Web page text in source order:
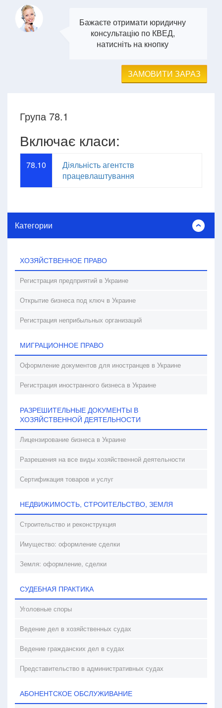
Бажаєте отримати юридичну
консультацію по КВЕД,
натисніть на кнопку
ЗАМОВИТИ ЗАРАЗ
Група 78.1
Включає класи:
78.10
Діяльність агентств
працевлаштування
Категории
ХОЗЯЙСТВЕННОЕ ПРАВО
Регистрация предприятий в Украине
Открытие бизнеса под ключ в Украине
Регистрация неприбыльных организаций
МИГРАЦИОННОЕ ПРАВО
Оформление документов для иностранцев в Украине
Регистрация иностранного бизнеса в Украине
РАЗРЕШИТЕЛЬНЫЕ ДОКУМЕНТЫ В
ХОЗЯЙСТВЕННОЙ ДЕЯТЕЛЬНОСТИ
Лицензирование бизнеса в Украине
Разрешения на все виды хозяйственной деятельности
Сертификация товаров и услуг
НЕДВИЖИМОСТЬ, СТРОИТЕЛЬСТВО, ЗЕМЛЯ
Строительство и реконструкция
Имущество: оформление сделки
Земля: оформление, сделки
СУДЕБНАЯ ПРАКТИКА
Уголовные споры
Ведение дел в хозяйственных судах
Ведение гражданских дел в судах
Представительство в административных судах
АБОНЕНТСКОЕ ОБСЛУЖИВАНИЕ